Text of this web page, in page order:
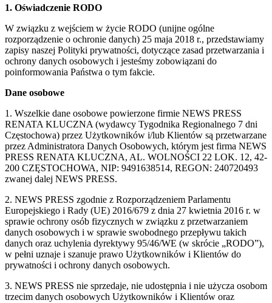
1. Oświadczenie RODO
W związku z wejściem w życie RODO (unijne ogólne
rozporządzenie o ochronie danych) 25 maja 2018 r., przedstawiamy
zapisy naszej Polityki prywatności, dotyczące zasad przetwarzania i
ochrony danych osobowych i jesteśmy zobowiązani do
poinformowania Państwa o tym fakcie.
Dane osobowe
1. Wszelkie dane osobowe powierzone firmie NEWS PRESS
RENATA KLUCZNA (wydawcy Tygodnika Regionalnego 7 dni
Częstochowa) przez Użytkowników i/lub Klientów są przetwarzane
przez Administratora Danych Osobowych, którym jest firma NEWS
PRESS RENATA KLUCZNA, AL. WOLNOŚCI 22 LOK. 12, 42-
200 CZĘSTOCHOWA, NIP: 9491638514, REGON: 240720493
zwanej dalej NEWS PRESS.
2. NEWS PRESS zgodnie z Rozporządzeniem Parlamentu
Europejskiego i Rady (UE) 2016/679 z dnia 27 kwietnia 2016 r. w
sprawie ochrony osób fizycznych w związku z przetwarzaniem
danych osobowych i w sprawie swobodnego przepływu takich
danych oraz uchylenia dyrektywy 95/46/WE (w skrócie „RODO”),
w pełni uznaje i szanuje prawo Użytkowników i Klientów do
prywatności i ochrony danych osobowych.
3. NEWS PRESS nie sprzedaje, nie udostępnia i nie użycza osobom
trzecim danych osobowych Użytkowników i Klientów oraz